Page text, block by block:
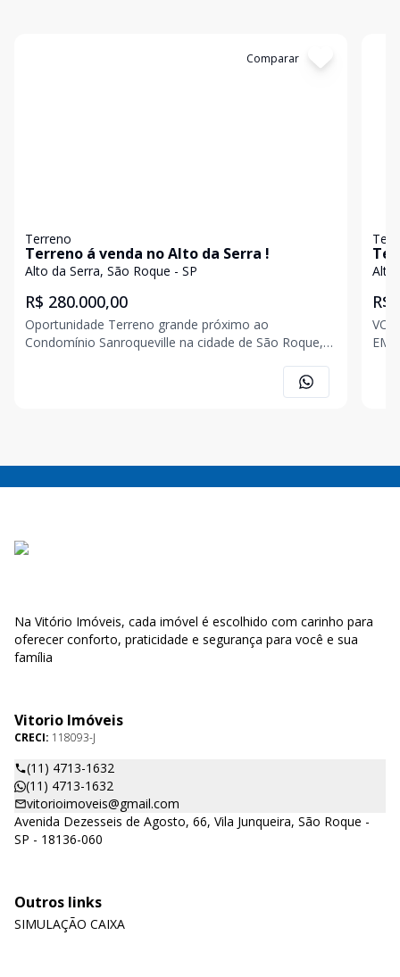
Comparar
Terreno
Terreno á venda no Alto da Serra !
Alto da Serra, São Roque - SP
R$ 280.000,00
Oportunidade Terreno grande próximo ao
Condomínio Sanroqueville na cidade de São Roque,
poço caipira, oferecendo segurança com muros na
Alto
R$
EM
Na Vitório Imóveis, cada imóvel é escolhido com carinho para
oferecer conforto, praticidade e segurança para você e sua
família
Vitorio Imóveis
CRECI: 118093-J
(11) 4713-1632
(11) 4713-1632
vitorioimoveis@gmail.com
Avenida Dezesseis de Agosto, 66, Vila Junqueira, São Roque -
SP - 18136-060
Outros links
SIMULAÇÃO CAIXA